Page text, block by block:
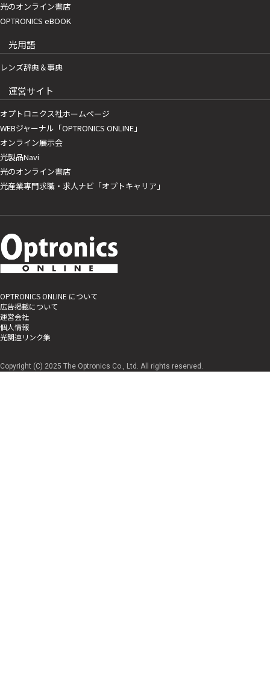
光のオンライン書店
OPTRONICS eBOOK
光用語
レンズ辞典＆事典
運営サイト
オプトロニクス社ホームページ
WEBジャーナル「OPTRONICS ONLINE」
オンライン展示会
光製品Navi
光のオンライン書店
光産業専門求職・求人ナビ「オプトキャリア」
OPTRONICS ONLINE について
広告掲載について
運営会社
個人情報
光関連リンク集
Copyright (C) 2025 The Optronics Co., Ltd. All rights reserved.